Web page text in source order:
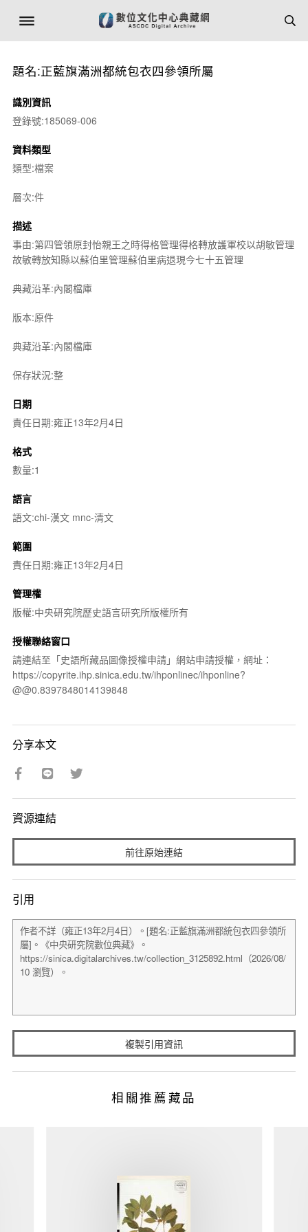
題名:正藍旗滿洲都統包衣四參領所屬
識別資訊
登錄號:185069-006
資料類型
類型:檔案
層次:件
描述
事由:第四管領原封怡親王之時得格管理得格轉放護軍校以胡敏管理
故敏轉放知縣以蘇伯里管理蘇伯里病退現今七十五管理
典藏沿革:內閣檔庫
版本:原件
典藏沿革:內閣檔庫
保存狀況:整
日期
責任日期:雍正13年2月4日
格式
數量:1
語言
語文:chi-漢文 mnc-清文
範圍
責任日期:雍正13年2月4日
管理權
版權:中央研究院歷史語言研究所版權所有
授權聯絡窗口
請連結至「史語所藏品圖像授權申請」網站申請授權，網址：
https://copyrite.ihp.sinica.edu.tw/ihponlinec/ihponline?
@@0.8397848014139848
分享本文
資源連結
前往原始連結
引用
複製引用資訊
相關推薦藏品